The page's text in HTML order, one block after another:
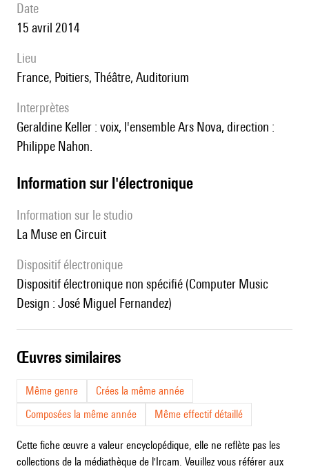
date
15 avril 2014
lieu
France, Poitiers, Théâtre, Auditorium
interprètes
Geraldine Keller : voix, l'ensemble Ars Nova, direction :
Philippe Nahon.
Information sur l'électronique
Information sur le studio
La Muse en Circuit
Dispositif électronique
dispositif électronique non spécifié (Computer Music
Design : José Miguel Fernandez)
œuvres similaires
Même genre
Crées la même année
Composées la même année
Même effectif détaillé
Cette fiche œuvre a valeur encyclopédique, elle ne reflète pas les
collections de la médiathèque de l'Ircam. Veuillez vous référer aux